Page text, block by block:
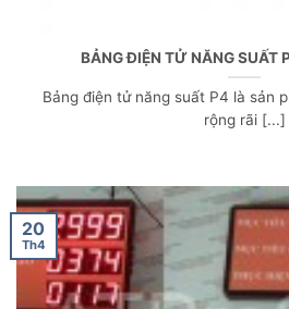
BẢNG ĐIỆN TỬ NĂNG SUẤT
Bảng điện tử năng suất P4 là sản
rộng rãi [...]
20
Th4